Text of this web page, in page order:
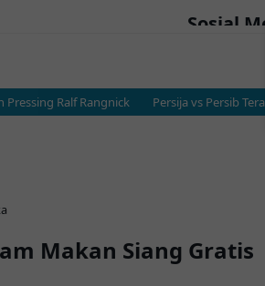
Sosial
Ralf Rangnick Persija vs Persib
Makan Siang Gratis